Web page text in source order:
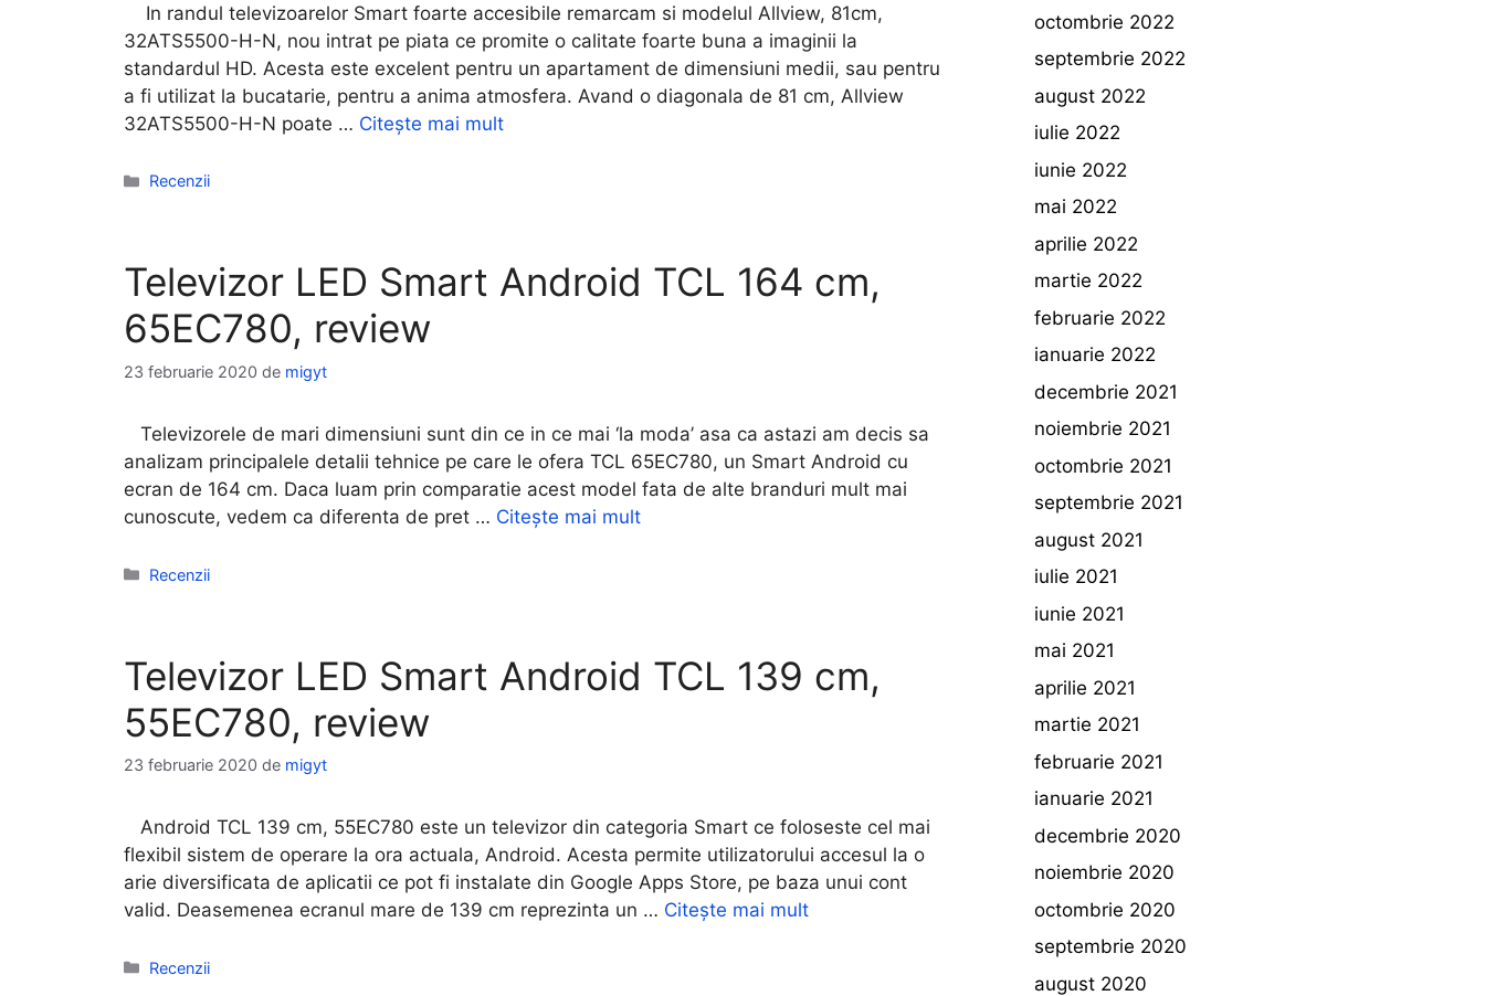
In randul televizoarelor Smart foarte accesibile remarcam si modelul Allview, 81cm,
32ATS5500-H-N, nou intrat pe piata ce promite o calitate foarte buna a imaginii la
standardul HD. Acesta este excelent pentru un apartament de dimensiuni medii, sau pentru
a fi utilizat la bucatarie, pentru a anima atmosfera. Avand o diagonala de 81 cm, Allview
32ATS5500-H-N poate … Citește mai mult
Categorii
Recenzii
Televizor LED Smart Android TCL 164 cm,
65EC780, review
23 februarie 2020 de migyt
Televizorele de mari dimensiuni sunt din ce in ce mai ‘la moda’ asa ca astazi am decis sa
analizam principalele detalii tehnice pe care le ofera TCL 65EC780, un Smart Android cu
ecran de 164 cm. Daca luam prin comparatie acest model fata de alte branduri mult mai
cunoscute, vedem ca diferenta de pret … Citește mai mult
Categorii
Recenzii
Televizor LED Smart Android TCL 139 cm,
55EC780, review
23 februarie 2020 de migyt
Android TCL 139 cm, 55EC780 este un televizor din categoria Smart ce foloseste cel mai
flexibil sistem de operare la ora actuala, Android. Acesta permite utilizatorului accesul la o
arie diversificata de aplicatii ce pot fi instalate din Google Apps Store, pe baza unui cont
valid. Deasemenea ecranul mare de 139 cm reprezinta un … Citește mai mult
Categorii
Recenzii
octombrie 2022
septembrie 2022
august 2022
iulie 2022
iunie 2022
mai 2022
aprilie 2022
martie 2022
februarie 2022
ianuarie 2022
decembrie 2021
noiembrie 2021
octombrie 2021
septembrie 2021
august 2021
iulie 2021
iunie 2021
mai 2021
aprilie 2021
martie 2021
februarie 2021
ianuarie 2021
decembrie 2020
noiembrie 2020
octombrie 2020
septembrie 2020
august 2020